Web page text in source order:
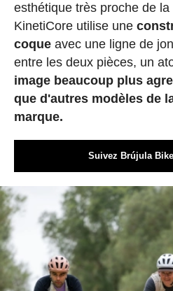
esthétique très proche de
KinetiCore utilise une
coqueavec une ligne de
entre les deux pièces, un
image beaucoup plus
que d'autres modèles de
marque.
Suivez Brújula